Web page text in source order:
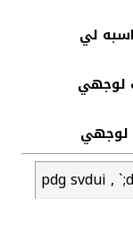
لي
لوجهي
لوجهي
pdg svdui ,